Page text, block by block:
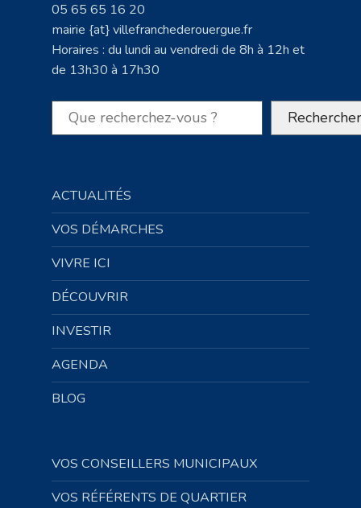
05 65 65 16 20
mairie {at} villefranchederouergue.fr
Horaires : du lundi au vendredi de 8h à 12h et
de 13h30 à 17h30
Rechercher Rechercher
ACTUALITÉS
VOS DÉMARCHES
VIVRE ICI
DÉCOUVRIR
INVESTIR
AGENDA
BLOG
VOS CONSEILLERS MUNICIPAUX
VOS RÉFÉRENTS DE QUARTIER